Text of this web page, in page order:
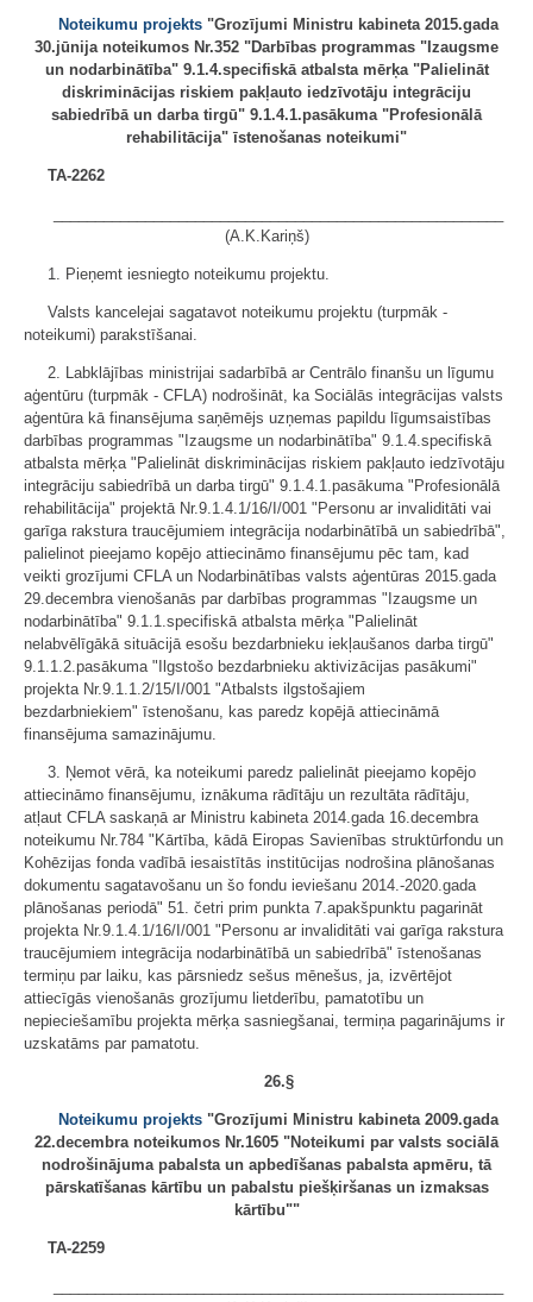
Noteikumu projekts "Grozījumi Ministru kabineta 2015.gada
30.jūnija noteikumos Nr.352 "Darbības programmas "Izaugsme
un nodarbinātība" 9.1.4.specifiskā atbalsta mērķa "Palielināt
diskriminācijas riskiem pakļauto iedzīvotāju integrāciju
sabiedrībā un darba tirgū" 9.1.4.1.pasākuma "Profesionālā
rehabilitācija" īstenošanas noteikumi"
TA-2262
(A.K.Kariņš)
1. Pieņemt iesniegto noteikumu projektu.
Valsts kancelejai sagatavot noteikumu projektu (turpmāk -
noteikumi) parakstīšanai.
2. Labklājības ministrijai sadarbībā ar Centrālo finanšu un līgumu
aģentūru (turpmāk - CFLA) nodrošināt, ka Sociālās integrācijas valsts
aģentūra kā finansējuma saņēmējs uzņemas papildu līgumsaistības
darbības programmas "Izaugsme un nodarbinātība" 9.1.4.specifiskā
atbalsta mērķa "Palielināt diskriminācijas riskiem pakļauto iedzīvotāju
integrāciju sabiedrībā un darba tirgū" 9.1.4.1.pasākuma "Profesionālā
rehabilitācija" projektā Nr.9.1.4.1/16/I/001 "Personu ar invaliditāti vai
garīga rakstura traucējumiem integrācija nodarbinātībā un sabiedrībā",
palielinot pieejamo kopējo attiecināmo finansējumu pēc tam, kad
veikti grozījumi CFLA un Nodarbinātības valsts aģentūras 2015.gada
29.decembra vienošanās par darbības programmas "Izaugsme un
nodarbinātība" 9.1.1.specifiskā atbalsta mērķa "Palielināt
nelabvēlīgākā situācijā esošu bezdarbnieku iekļaušanos darba tirgū"
9.1.1.2.pasākuma "Ilgstošo bezdarbnieku aktivizācijas pasākumi"
projekta Nr.9.1.1.2/15/I/001 "Atbalsts ilgstošajiem
bezdarbniekiem" īstenošanu, kas paredz kopējā attiecināmā
finansējuma samazinājumu.
3. Ņemot vērā, ka noteikumi paredz palielināt pieejamo kopējo
attiecināmo finansējumu, iznākuma rādītāju un rezultāta rādītāju,
atļaut CFLA saskaņā ar Ministru kabineta 2014.gada 16.decembra
noteikumu Nr.784 "Kārtība, kādā Eiropas Savienības struktūrfondu un
Kohēzijas fonda vadībā iesaistītās institūcijas nodrošina plānošanas
dokumentu sagatavošanu un šo fondu ieviešanu 2014.-2020.gada
plānošanas periodā" 51. četri prim punkta 7.apakšpunktu pagarināt
projekta Nr.9.1.4.1/16/I/001 "Personu ar invaliditāti vai garīga rakstura
traucējumiem integrācija nodarbinātībā un sabiedrībā" īstenošanas
termiņu par laiku, kas pārsniedz sešus mēnešus, ja, izvērtējot
attiecīgās vienošanās grozījumu lietderību, pamatotību un
nepieciešamību projekta mērķa sasniegšanai, termiņa pagarinājums ir
uzskatāms par pamatotu.
26.§
Noteikumu projekts "Grozījumi Ministru kabineta 2009.gada
22.decembra noteikumos Nr.1605 "Noteikumi par valsts sociālā
nodrošinājuma pabalsta un apbedīšanas pabalsta apmēru, tā
pārskatīšanas kārtību un pabalstu piešķiršanas un izmaksas
kārtību""
TA-2259